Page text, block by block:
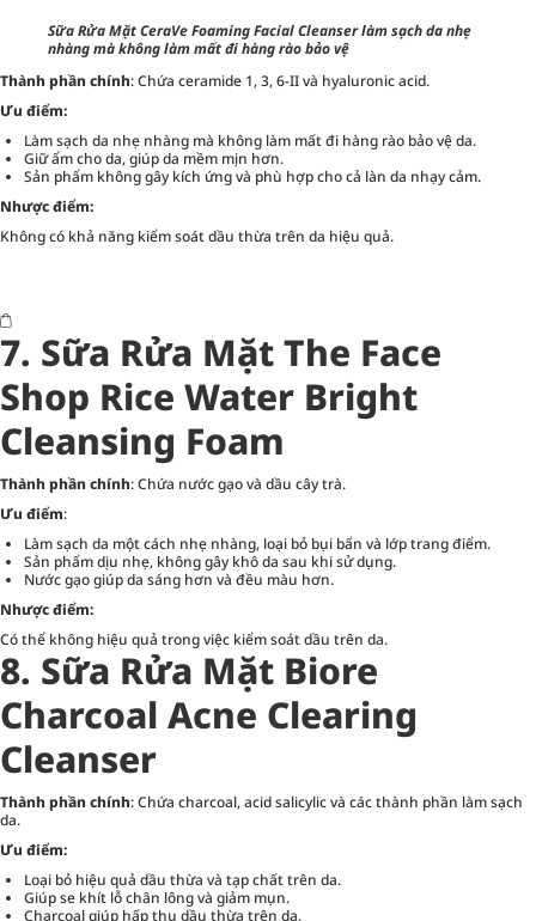
Sữa Rửa Mặt CeraVe Foaming Facial Cleanser làm sạch da nhẹ
nhàng mà không làm mất đi hàng rào bảo vệ
Thành phần chính: Chứa ceramide 1, 3, 6-II và hyaluronic acid.
Ưu điểm:
Làm sạch da nhẹ nhàng mà không làm mất đi hàng rào bảo vệ da.
Giữ ẩm cho da, giúp da mềm mịn hơn.
Sản phẩm không gây kích ứng và phù hợp cho cả làn da nhạy cảm.
Nhược điểm:
Không có khả năng kiểm soát dầu thừa trên da hiệu quả.
7. Sữa Rửa Mặt The Face
Shop Rice Water Bright
Cleansing Foam
Thành phần chính: Chứa nước gạo và dầu cây trà.
Ưu điểm:
Làm sạch da một cách nhẹ nhàng, loại bỏ bụi bẩn và lớp trang điểm.
Sản phẩm dịu nhẹ, không gây khô da sau khi sử dụng.
Nước gạo giúp da sáng hơn và đều màu hơn.
Nhược điểm:
Có thể không hiệu quả trong việc kiểm soát dầu trên da.
8. Sữa Rửa Mặt Biore
Charcoal Acne Clearing
Cleanser
Thành phần chính: Chứa charcoal, acid salicylic và các thành phần làm sạch
da.
Ưu điểm:
Loại bỏ hiệu quả dầu thừa và tạp chất trên da.
Giúp se khít lỗ chân lông và giảm mụn.
Charcoal giúp hấp thụ dầu thừa trên da.